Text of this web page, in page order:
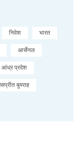
निवेश भारत
आर्सेनल
आंध्र प्रदेश
बुमराह